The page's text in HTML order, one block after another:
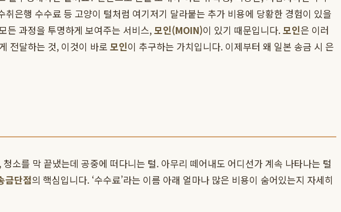
은행 수수료 등 고양이 털처럼 여기저기 달라붙는 추가 비용에 당황한 경험이 있을
든 과정을 투명하게 보여주는 서비스,모인(MOIN)이 있기 때문입니다.모인은 이러
전달하는 것, 이것이 바로 모인이 추구하는 가치입니다. 이제부터 왜 일본 송금 시 은
소를 막 끝냈는데 공중에 떠다니는 털. 아무리 떼어내도 어디선가 계속 나타나는 털
금단점의 핵심입니다. ‘수수료’라는 이름 아래 얼마나 많은 비용이 숨어있는지 자세히